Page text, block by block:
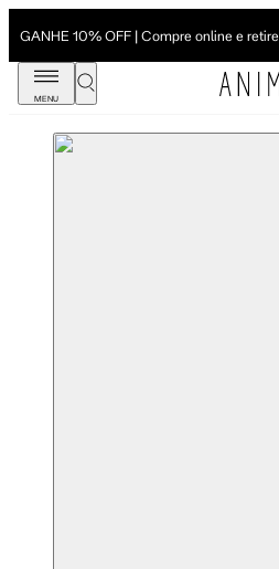
GANHE 10% OFF | Compre online e
MENU